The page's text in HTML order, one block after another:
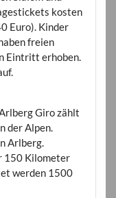
kosten
Euro). Kinder
freien
Eintritt erhoben.
Giro zählt
der Alpen.
Arlberg.
150 Kilometer
werden 1500